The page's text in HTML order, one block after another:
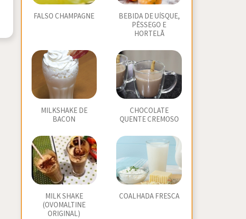
FALSO CHAMPAGNE
BEBIDA DE UÍSQUE,
PÊSSEGO E
HORTELÃ
MILKSHAKE DE
BACON
CHOCOLATE
QUENTE CREMOSO
MILK SHAKE
(OVOMALTINE
ORIGINAL)
COALHADA FRESCA